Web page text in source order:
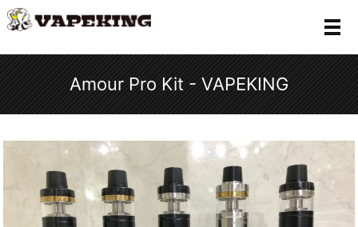
メ
Amour Pro Kit - VAPEKING